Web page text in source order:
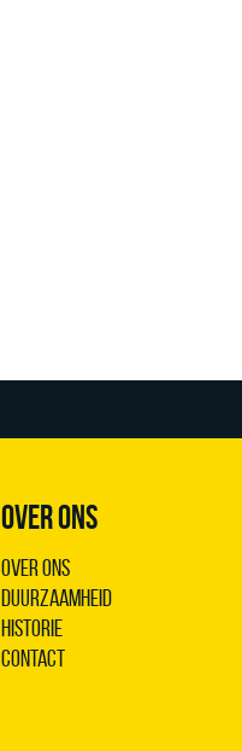
OVER ONS
Over ons
Duurzaamheid
Historie
Contact